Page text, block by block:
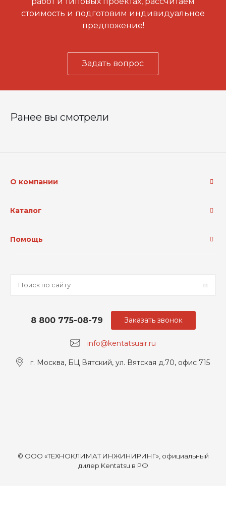
стоимость и подготовим индивидуальное
предложение!
Задать вопрос
Ранее вы смотрели
О компании
Каталог
Помощь
info@kentatsuair.ru
8 800 775-08-79
г. Москва, БЦ Вятский, ул. Вятская д.70, офис 715
Заказать звонок
© ООО «ТЕХНОКЛИМАТ ИНЖИНИРИНГ», официальный
дилер Kentatsu в РФ